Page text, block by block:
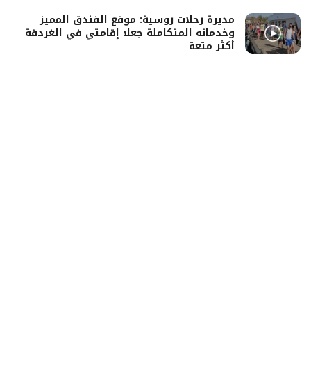
مديرة رحلات روسية: موقع الفندق المميز
وخدماته المتكاملة جعلا إقامتي في الغردقة
أكثر متعة